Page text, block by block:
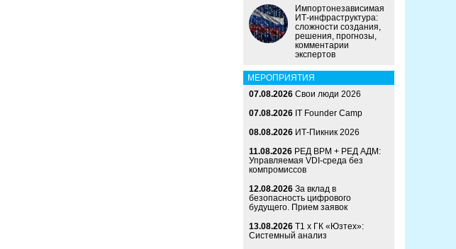
Импортонезависимая
ИТ-инфраструктура:
сложности создания,
решения, прогнозы,
комментарии
экспертов
МЕРОПРИЯТИЯ
07.08.2026 Свои люди 2026
07.08.2026 IT Founder Camp
08.08.2026 ИТ-Пикник 2026
11.08.2026 РЕД ВРМ + РЕД АДМ:
Управляемая VDI-среда без
компромиссов
12.08.2026 За вклад в
безопасность цифрового
будущего. Прием заявок
13.08.2026 Т1 x ГК «Юзтех»:
Системный анализ